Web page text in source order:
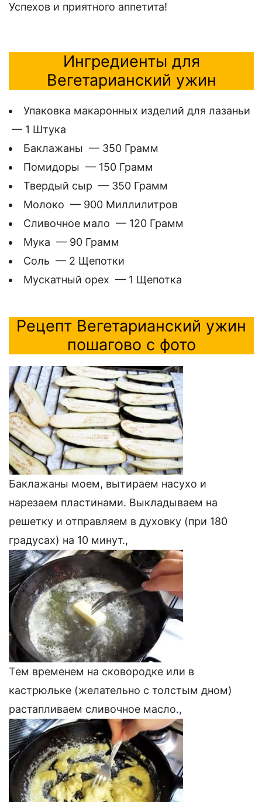
Успехов и приятного аппетита!
Ингредиенты для
Вегетарианский ужин
Упаковка макаронных изделий для лазаньи
— 1 Штука
Баклажаны — 350 Грамм
Помидоры — 150 Грамм
Твердый сыр — 350 Грамм
Молоко — 900 Миллилитров
Сливочное мало — 120 Грамм
Мука — 90 Грамм
Соль — 2 Щепотки
Мускатный орех — 1 Щепотка
Рецепт Вегетарианский ужин
пошагово с фото
Баклажаны моем, вытираем насухо и
нарезаем пластинами. Выкладываем на
решетку и отправляем в духовку (при 180
градусах) на 10 минут.,
Тем временем на сковородке или в
кастрюльке (желательно с толстым дном)
растапливаем сливочное масло.,